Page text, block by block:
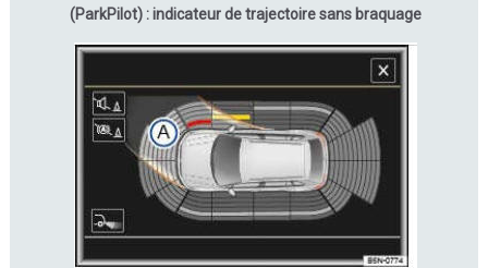
(ParkPilot) : indicateur de trajectoire sans braquage